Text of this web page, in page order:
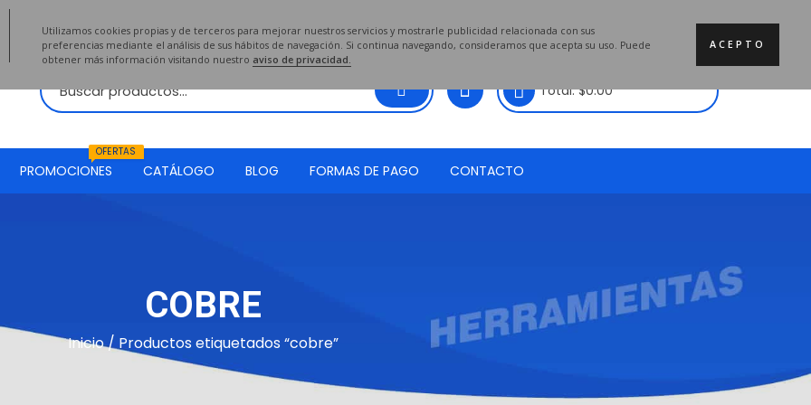
Utilizamos cookies propias y de terceros para mejorar nuestros servicios y mostrarle publicidad relacionada con sus
preferencias mediante el análisis de sus hábitos de navegación. Si continua navegando, consideramos que acepta su uso. Puede
obtener más información visitando nuestro aviso de privacidad.
ACEPTO
Total:$0.00
PROMOCIONES
OFERTAS
CATÁLOGO BLOG FORMAS DE PAGO CONTACTO
COBRE
Inicio/ Productos etiquetados “cobre”